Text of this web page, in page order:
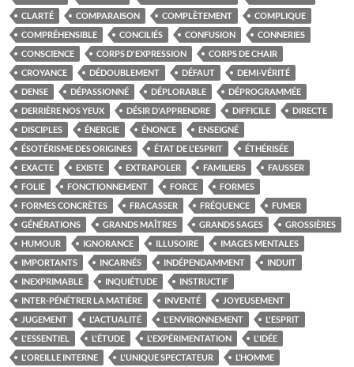
CLARTÉ
COMPARAISON COMPLÈTEMENT
COMPLIQUE
COMPRÉHENSIBLE
CONCILIÉS CONFUSION
CONNERIES
CONSCIENCE
CORPS D'EXPRESSION
CORPS DE CHAIR
CROYANCE
DÉDOUBLEMENT DÉFAUT
DEMI-VÉRITÉ
DENSE
DÉPASSIONNÉ DÉPLORABLE
DÉPROGRAMMÉE
DERRIÈRE NOS YEUX
DÉSIR D'APPRENDRE DIFFICILE
DIRECTE
DISCIPLES
ÉNERGIE ÉNONCE
ENSEIGNÉ
ÉSOTÉRISME DES ORIGINES
ÉTAT DE L'ESPRIT
ÉTHÉRISÉE
EXACTE
EXISTE EXTRAPOLER FAMILIERS
FAUSSER
FOLIE
FONCTIONNEMENT FORCE
FORMES
FORMES CONCRÈTES
FRACASSER FRÉQUENCE
FUMER
GÉNÉRATIONS
GRANDS MAÎTRES GRANDS SAGES
GROSSIÈRES
HUMOUR
IGNORANCE ILLUSOIRE
IMAGES MENTALES
IMPORTANTS
INCARNÉS INDÉPENDAMMENT
INDUIT
INEXPRIMABLE
INQUIÉTUDE
INSTRUCTIF
INTER-PÉNÉTRER LA MATIÈRE
INVENTÉ
JOYEUSEMENT
JUGEMENT
L'ACTUALITÉ L'ENVIRONNEMENT
L'ESPRIT
L'ESSENTIEL
L'ÉTUDE L'EXPÉRIMENTATION
L'IDÉE
L'OREILLE INTERNE
L'UNIQUE SPECTATEUR L’HOMME